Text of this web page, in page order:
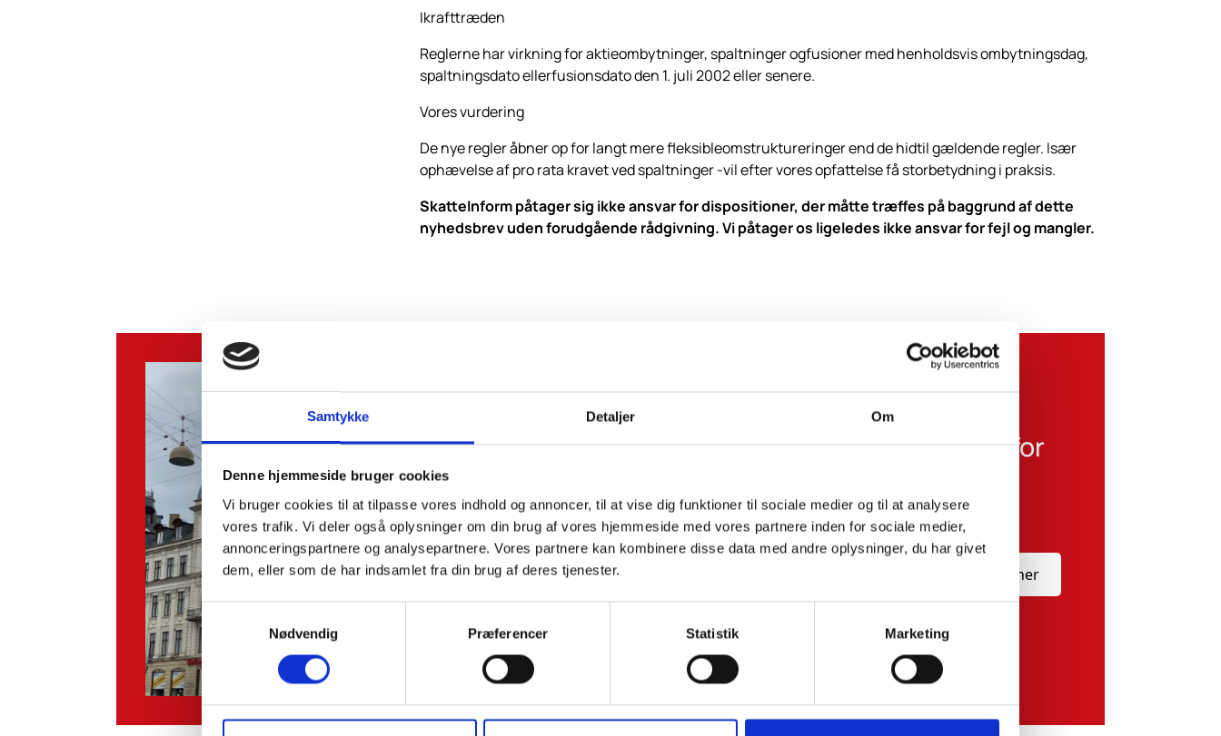
Samtykke Detaljer Om
Denne hjemmeside bruger cookies
Vi bruger cookies til at tilpasse vores indhold og annoncer, til at vise dig funktioner til sociale medier og til at analysere
vores trafik. Vi deler også oplysninger om din brug af vores hjemmeside med vores partnere inden for sociale medier,
annonceringspartnere og analysepartnere. Vores partnere kan kombinere disse data med andre oplysninger, du har givet
dem, eller som de har indsamlet fra din brug af deres tjenester.
Samtykkevalg
Nødvendig
Præferencer Statistik Marketing
Ikrafttræden
Reglerne har virkning for aktieombytninger, spaltninger ogfusioner med henholdsvis ombytningsdag,
spaltningsdato ellerfusionsdato den 1. juli 2002 eller senere.
Vores vurdering
De nye regler åbner op for langt mere fleksibleomstruktureringer end de hidtil gældende regler. Især
ophævelse af pro rata kravet ved spaltninger -vil efter vores opfattelse få storbetydning i praksis.
SkatteInform påtager sig ikke ansvar for dispositioner, der måtte træffes på baggrund af dette
nyhedsbrev uden forudgående rådgivning. Vi påtager os ligeledes ikke ansvar for fejl og mangler.
Tilmeld dig vores nyhedsbrev for
skattenyt